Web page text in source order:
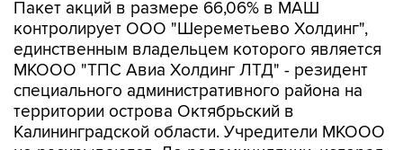
единственным владельцем которого является
МКООО "ТПС Авиа Холдинг ЛТД" - резидент
специального административного района на
территории острова Октябрьский в
Калининградской области. Учредители МКООО
не раскрываются. До редомициляции, которая
произошла в конце 2022 года, компания была